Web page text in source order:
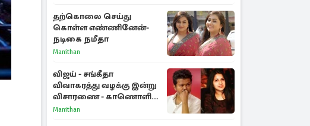
தற்கொலை செய்து
கொள்ள எண்ணினேன்-
நடிகை நமீதா
Manithan
விஜய் - சங்கீதா
விவாகரத்து வழக்கு இன்று
விசாரணை - காணொளி
மூலம் ஆஜராக வாய்ப்பு
Manithan